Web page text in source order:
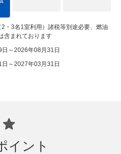
・3名1室利用）諸税等別途必要、燃油
含まれております
～2026年08月31日
～2027年03月31日
イント